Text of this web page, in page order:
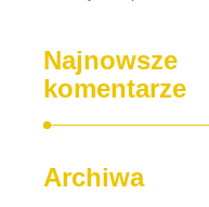
Najnowsze
komentarze
Archiwa